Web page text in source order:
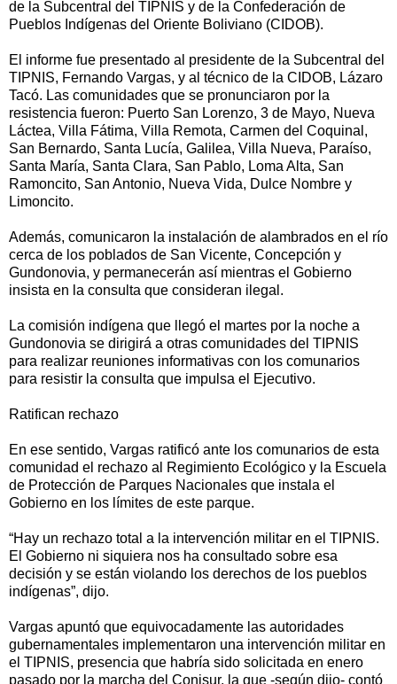
de la Subcentral del TIPNIS y de la Confederación de
Pueblos Indígenas del Oriente Boliviano (CIDOB).
El informe fue presentado al presidente de la Subcentral del
TIPNIS, Fernando Vargas, y al técnico de la CIDOB, Lázaro
Tacó. Las comunidades que se pronunciaron por la
resistencia fueron: Puerto San Lorenzo, 3 de Mayo, Nueva
Láctea, Villa Fátima, Villa Remota, Carmen del Coquinal,
San Bernardo, Santa Lucía, Galilea, Villa Nueva, Paraíso,
Santa María, Santa Clara, San Pablo, Loma Alta, San
Ramoncito, San Antonio, Nueva Vida, Dulce Nombre y
Limoncito.
Además, comunicaron la instalación de alambrados en el río
cerca de los poblados de San Vicente, Concepción y
Gundonovia, y permanecerán así mientras el Gobierno
insista en la consulta que consideran ilegal.
La comisión indígena que llegó el martes por la noche a
Gundonovia se dirigirá a otras comunidades del TIPNIS
para realizar reuniones informativas con los comunarios
para resistir la consulta que impulsa el Ejecutivo.
Ratifican rechazo
En ese sentido, Vargas ratificó ante los comunarios de esta
comunidad el rechazo al Regimiento Ecológico y la Escuela
de Protección de Parques Nacionales que instala el
Gobierno en los límites de este parque.
“Hay un rechazo total a la intervención militar en el TIPNIS.
El Gobierno ni siquiera nos ha consultado sobre esa
decisión y se están violando los derechos de los pueblos
indígenas”, dijo.
Vargas apuntó que equivocadamente las autoridades
gubernamentales implementaron una intervención militar en
el TIPNIS, presencia que habría sido solicitada en enero
pasado por la marcha del Conisur, la que -según dijo- contó